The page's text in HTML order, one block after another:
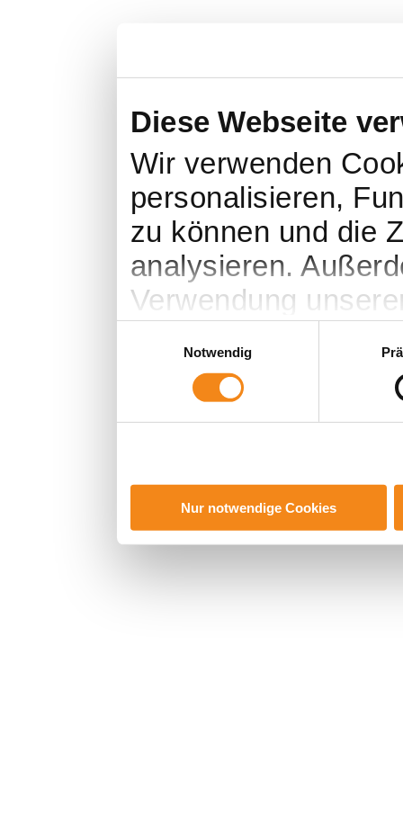
Diese Webseite
Wir verwenden
personalisieren,
zu können und die
analysieren.
Verwendung
Partner führen
weiteren Daten
Notwendig
Nur notwendige Cookies